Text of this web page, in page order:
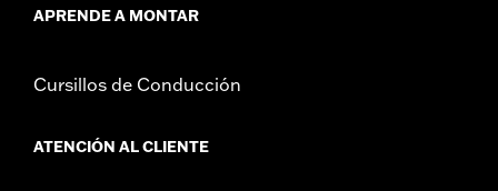
APRENDE A MONTAR
Cursillos de Conducción
ATENCIÓN AL CLIENTE